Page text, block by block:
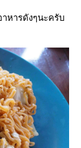
หารดังๆนะครับ